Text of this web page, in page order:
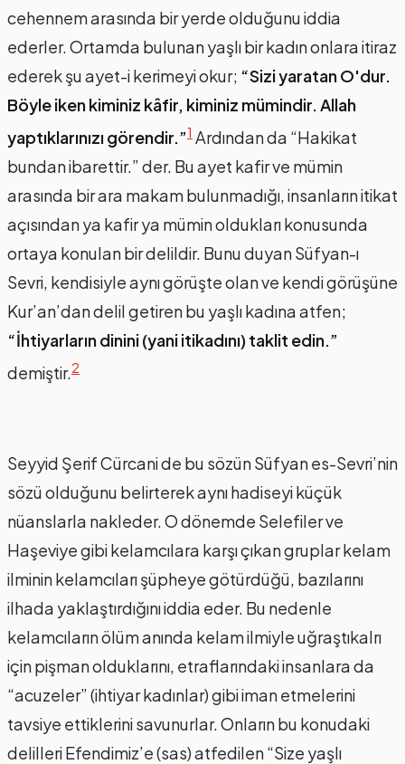
cehennem arasında bir yerde olduğunu iddia
ederler. Ortamda bulunan yaşlı bir kadın onlara itiraz
ederek şu ayet-i kerimeyi okur; “Sizi yaratan O'dur.
Böyle iken kiminiz kâfir, kiminiz mümindir. Allah
yaptıklarınızı görendir.”1 Ardından da “Hakikat
bundan ibarettir.” der. Bu ayet kafir ve mümin
arasında bir ara makam bulunmadığı, insanların itikat
açısından ya kafir ya mümin oldukları konusunda
ortaya konulan bir delildir. Bunu duyan Süfyan-ı
Sevri, kendisiyle aynı görüşte olan ve kendi görüşüne
Kur’an’dan delil getiren bu yaşlı kadına atfen;
“İhtiyarların dinini (yani itikadını) taklit edin.”
demiştir.2
Seyyid Şerif Cürcani de bu sözün Süfyan es-Sevri’nin
sözü olduğunu belirterek aynı hadiseyi küçük
nüanslarla nakleder. O dönemde Selefiler ve
Haşeviye gibi kelamcılara karşı çıkan gruplar kelam
ilminin kelamcıları şüpheye götürdüğü, bazılarını
ilhada yaklaştırdığını iddia eder. Bu nedenle
kelamcıların ölüm anında kelam ilmiyle uğraştıkalrı
için pişman olduklarını, etraflarındaki insanlara da
“acuzeler” (ihtiyar kadınlar) gibi iman etmelerini
tavsiye ettiklerini savunurlar. Onların bu konudaki
delilleri Efendimiz’e (sas) atfedilen “Size yaşlı